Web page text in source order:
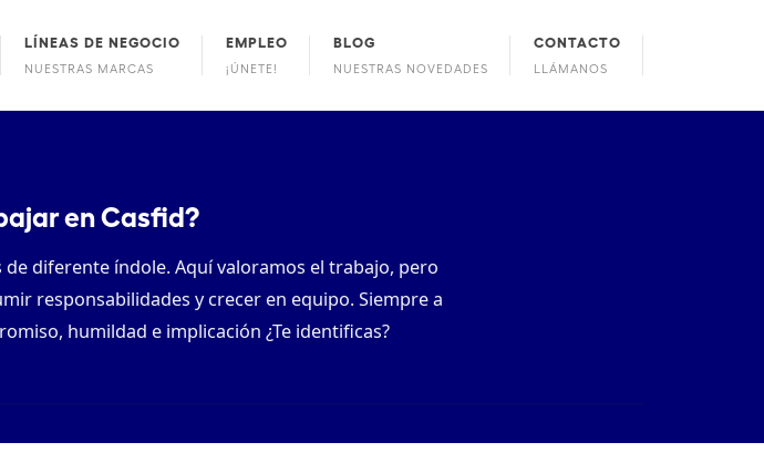
LÍNEAS DE NEGOCIO
NUESTRAS MARCAS
EMPLEO
¡ÚNETE!
BLOG
NUESTRAS NOVEDADES
CONTACTO
LLÁMANOS
en Casfid?
diferente índole. Aquí valoramos el trabajo, pero
responsabilidades y crecer en equipo. Siempre a
humildad e implicación ¿Te identificas?